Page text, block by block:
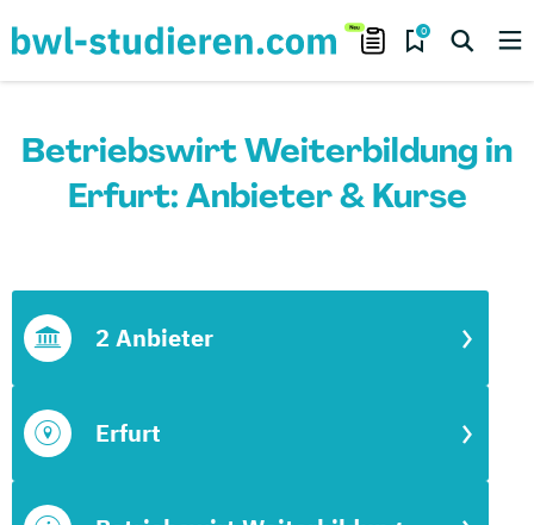
0
Betriebswirt Weiterbildung in
Erfurt: Anbieter & Kurse
Erfurt
2 Anbieter